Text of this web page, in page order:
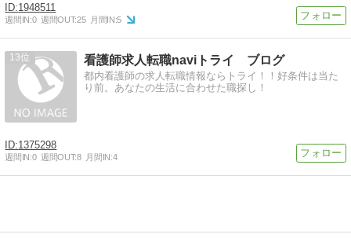
1948511
週間IN:0 週間OUT:25 月間IN:5
13 看護師求人転職naviトライ ブログ
都内看護師の求人転職情報ならトライ！！好条件は当た
り前。あなたの生活に合わせた職探し！
1375298
週間IN:0 週間OUT:8 月間IN:4